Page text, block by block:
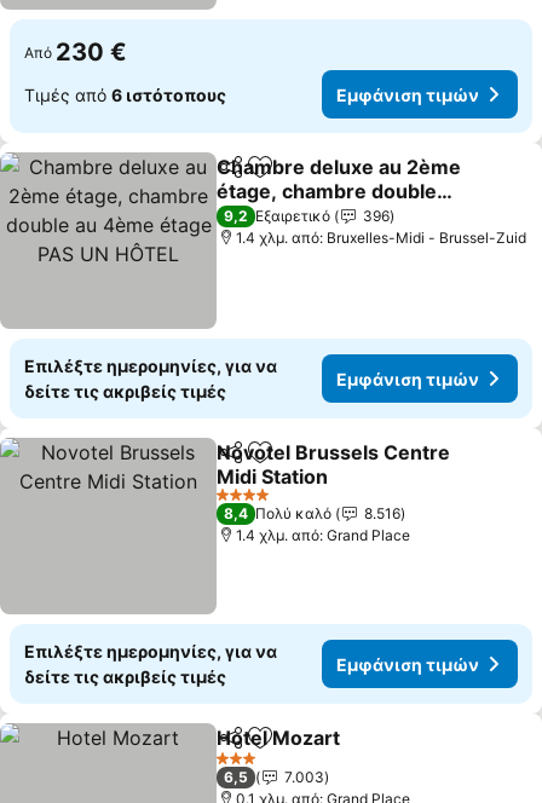
Από 230 €
Τιμές από 6 ιστότοπους Εμφάνιση τιμών
Κοινοποίηση
Προσθήκη στα αγαπημένα
Chambre deluxe au 2ème
étage, chambre double
au 4ème étage PAS UN
HÔTEL
9,2 Εξαιρετικό
396
1.4 χλμ. από: Bruxelles-Midi - Brussel-Zuid
Επιλέξτε ημερομηνίες, για να
δείτε τις ακριβείς τιμές
Εμφάνιση τιμών
Κοινοποίηση
Προσθήκη στα αγαπημένα
Novotel Brussels Centre
Midi Station
4 Αστέρια
8,4 Πολύ καλό
8.516
1.4 χλμ. από: Grand Place
Επιλέξτε ημερομηνίες, για να
δείτε τις ακριβείς τιμές
Εμφάνιση τιμών
Κοινοποίηση
Προσθήκη στα αγαπημένα
Hotel Mozart
3 Αστέρια
6,5
7.003
0.1 χλμ. από: Grand Place